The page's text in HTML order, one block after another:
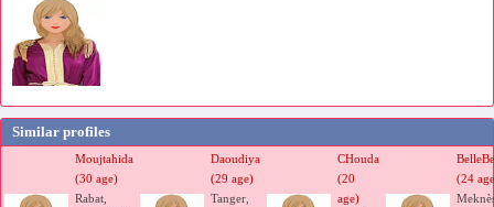
Similar profiles
Moujtahida
(30 age)
Rabat,
Daoudiya
(29 age)
Tanger,
CHouda
(20
age)
(24